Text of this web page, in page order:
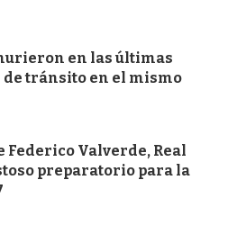
en las últimas
tránsito en el mismo
Federico Valverde, Real
preparatorio para la